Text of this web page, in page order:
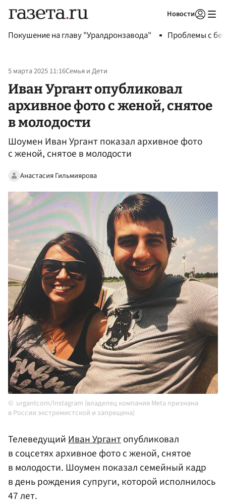
Новости
Покушение на главу "Уралдронзавода" Проблемы с
5 марта 2025 11:16Семья и Дети
Иван Ургант опубликовал
архивное фото с женой, снятое
в молодости
Шоумен Иван Ургант показал архивное фото
с женой, снятое в молодости
Анастасия Гильмиярова
urgantcom/Instagram (владелец компания Meta признана
в России экстремистской и запрещена)
ТелеведущийИван Ургантопубликовал
в соцсетях архивное фото с женой, снятое
в молодости. Шоумен показал семейный кадр
в день рождения супруги, которой исполнилось
47 лет.